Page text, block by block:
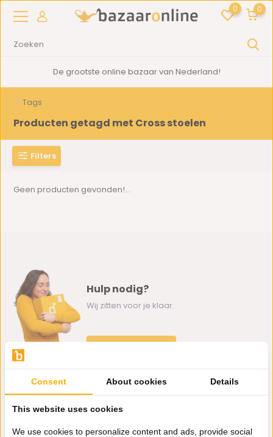
0 0
De grootste online bazaar van Nederland!
Tags
Producten getagd met Cross stoelen
Filters
Geen producten gevonden!...
Hulp nodig?
Wij zitten voor je klaar.
klantenservice@bazaaronline.nl
Consent About cookies Details
This website uses cookies
We use cookies to personalize content and ads, provide social